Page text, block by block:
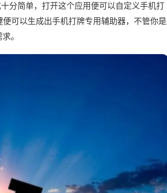
分简单，打开这个应用便可以自定义手机打
可以生成出手机打牌专用辅助器，不管你是
。